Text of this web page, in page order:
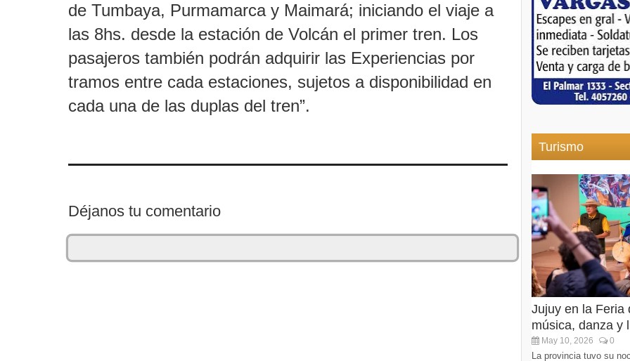
de Tumbaya, Purmamarca y Maimará; iniciando el viaje a
las 8hs. desde la estación de Volcán el primer tren. Los
pasajeros también podrán adquirir las Experiencias por
tramos entre cada estaciones, sujetos a disponibilidad en
cada una de las duplas del tren”.
Déjanos tu comentario
Turismo
Jujuy en la Feria
música, danza y
May 10, 2026 0
La provincia tuvo su